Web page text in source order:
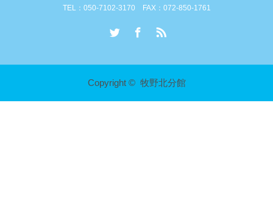
TEL：050-7102-3170 FAX：072-850-1761
Copyright © 牧野北分館